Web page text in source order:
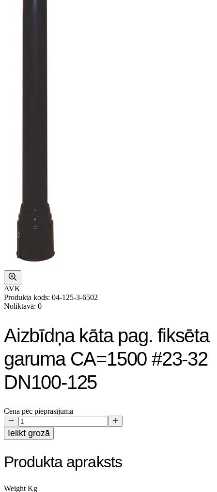
AVK
Produkta kods: 04-125-3-6502
Noliktavā: 0
Aizbīdņa kāta pag. fiksēta
garuma CA=1500 #23-32
DN100-125
Cena pēc pieprasījuma
Ielikt grozā
Produkta apraksts
Weight Kg